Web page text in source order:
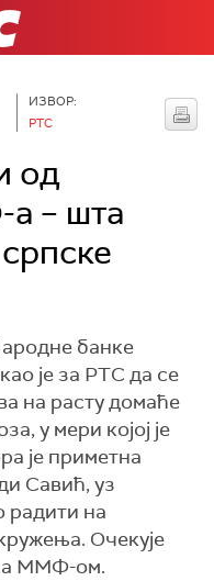
ИЗВОР:
РТС
од
– шта
банке
је за РТС да се
на расту домаће
у мери којој је
је приметна
Савић, уз
радити на
Очекује
ММФ-ом.